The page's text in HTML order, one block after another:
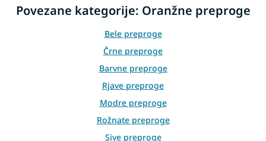
n
c
o
n
t
r
o
l
s
Povezane kategorije: Oranžne preproge
Bele preproge
Črne preproge
Barvne preproge
Rjave preproge
Modre preproge
Rožnate preproge
Sive preproge